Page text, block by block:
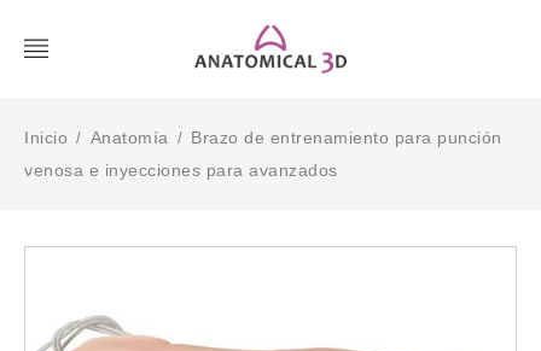
Inicio / Anatomía / Brazo de entrenamiento para punción
venosa e inyecciones para avanzados